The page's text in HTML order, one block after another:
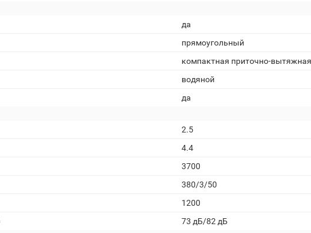
да
прямоугольный
компактная приточно-вытяжная
водяной
да
2.5
4.4
3700
380/3/50
1200
73 дБ/82 дБ